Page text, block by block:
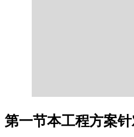
第一节本工程方案